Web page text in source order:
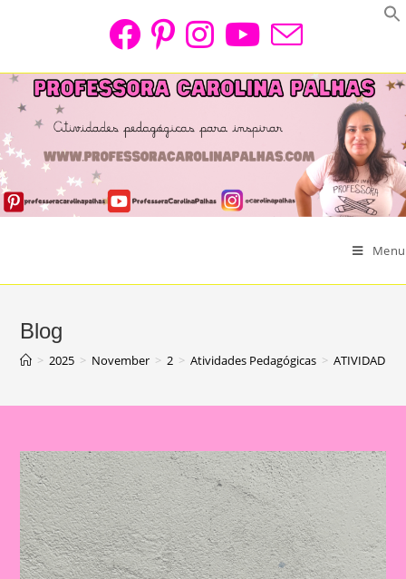
Menu
Blog
> 2025 > November > 2 > Atividades Pedagógicas > ATIVIDADE